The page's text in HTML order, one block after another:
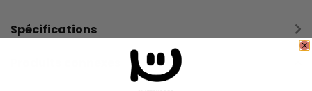
Spécifications